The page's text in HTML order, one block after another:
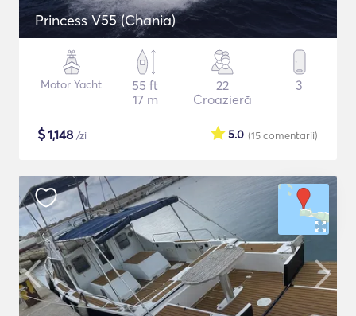
Princess V55 (Chania)
Motor Yacht
55 ft
17 m
22
Croazieră
3
$1,148 /zi (15comentarii)
5.0